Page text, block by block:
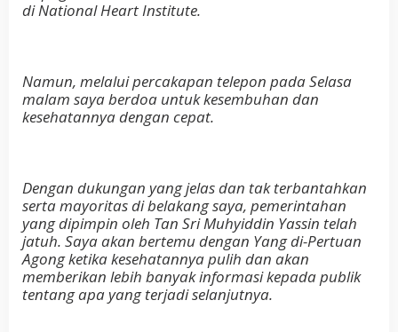
di National Heart Institute.
Namun, melalui percakapan telepon pada Selasa
malam saya berdoa untuk kesembuhan dan
kesehatannya dengan cepat.
Dengan dukungan yang jelas dan tak terbantahkan
serta mayoritas di belakang saya, pemerintahan
yang dipimpin oleh Tan Sri Muhyiddin Yassin telah
jatuh. Saya akan bertemu dengan Yang di-Pertuan
Agong ketika kesehatannya pulih dan akan
memberikan lebih banyak informasi kepada publik
tentang apa yang terjadi selanjutnya.